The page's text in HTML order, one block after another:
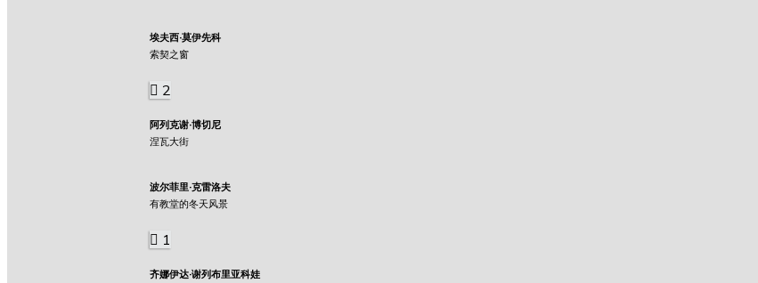
埃夫西·莫伊先科
索契之窗
2
阿列克谢·博切尼
涅瓦大街
波尔菲里·克雷洛夫
有教堂的冬天风景
1
齐娜伊达·谢列布里亚科娃